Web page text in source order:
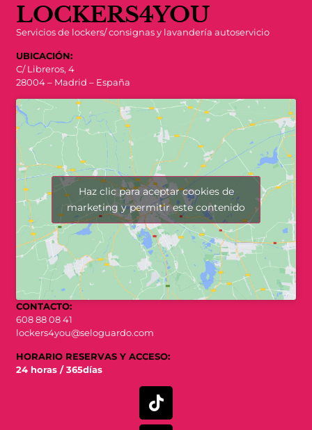
LOCKERS4YOU
Servicios de lockers/ consignas y lavandería autoservicio
UBICACIÓN:
C/ Libreros, 4
28004 – Madrid – España
Haz clic para aceptar cookies de
marketing y permitir este contenido
CONTACTO:
608 88 08 41
lockers4you@seloguardo.com
HORARIO RESERVAS Y ACCESO:
24 horas / 365días